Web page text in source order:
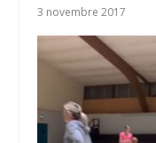
3 novembre 2017